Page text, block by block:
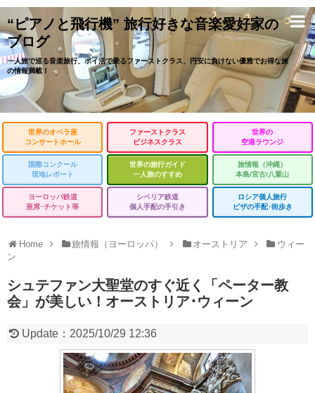
“ピアノと飛行機” 旅行好きな音楽愛好家の
ブログ
一人旅で巡る音楽旅行、ポイ活で乗るファーストクラス、円安に負けない優雅でお得な旅
の情報満載！
世界のオペラ座
コンサートホール
ファーストクラス
ビジネスクラス
世界の
空港ラウンジ
国際コンクール
現地レポート
世界の旅行ガイド
一人旅のすすめ
旅情報（沖縄）
本島/宮古/八重山
ヨーロッパ鉄道
座席･チケット等
シベリア鉄道
個人手配の手引き
ロシア個人旅行
ビザの手配･街歩き
Home 旅情報（ヨーロッパ） オーストリア
ウィー
ン
シュテファン大聖堂のすぐ近く「ペーター教
会」が美しい！オーストリア･ウィーン
Update： 2025/10/29 12:36